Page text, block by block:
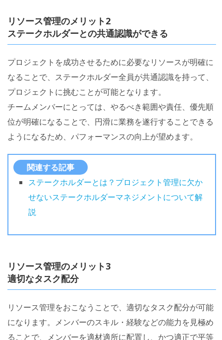
リソース管理のメリット2
ステークホルダーとの共通認識ができる
プロジェクトを成功させるために必要なリソースが明確に
なることで、ステークホルダー全員が共通認識を持って、
プロジェクトに挑むことが可能となります。
チームメンバーにとっては、やるべき範囲や責任、優先順
位が明確になることで、円滑に業務を遂行することできる
ようになるため、パフォーマンスの向上が望めます。
関連する記事
ステークホルダーとは？プロジェクト管理に欠か
せないステークホルダーマネジメントについて解
説
リソース管理のメリット3
適切なタスク配分
リソース管理をおこなうことで、適切なタスク配分が可能
になります。メンバーのスキル・経験などの能力を見極め
ることで、メンバーを適材適所に配置し、かつ適正で平等